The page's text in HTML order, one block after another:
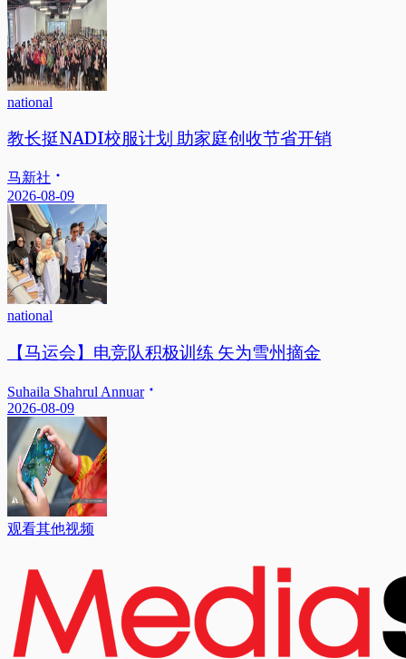
national
教长挺NADI校服计划 助家庭创收节省开销
马新社
2026-08-09
national
【马运会】电竞队积极训练 矢为雪州摘金
Suhaila Shahrul Annuar
2026-08-09
观看其他视频